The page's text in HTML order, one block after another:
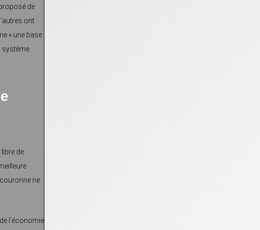
de
ont
« une base
système
de
ne
l’économie